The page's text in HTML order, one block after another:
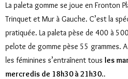
La paleta gomme se joue en Fronton
Trinquet et Mur à Gauche. C’est la
pratiquée. La paleta pèse de 400 à
pelote de gomme pèse 55 grammes.
les féminines s’entraînent tous les
mercredis de 18h30 à 21h30..